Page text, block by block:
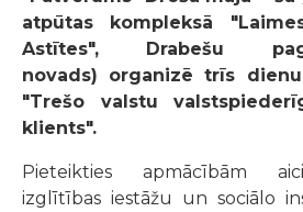
atpūtas kompleksā
Astītes", Drabešu
novads) organizē trīs
"Trešo valstu
klients".
Pieteikties apmācībām
izglītības iestāžu un sociālo